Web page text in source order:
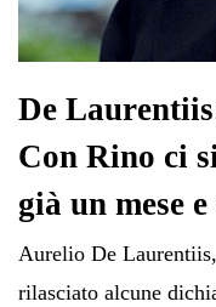
De
Con Rino ci
già un mese
Aurelio De
rilasciato alcune